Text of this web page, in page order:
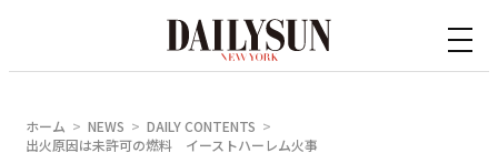
ホーム NEWS
DAILY CONTENTS
出火原因は未許可の燃料 イーストハーレム火事